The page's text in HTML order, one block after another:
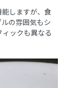
しますが、食
の雰囲気もシ
ックも異なる